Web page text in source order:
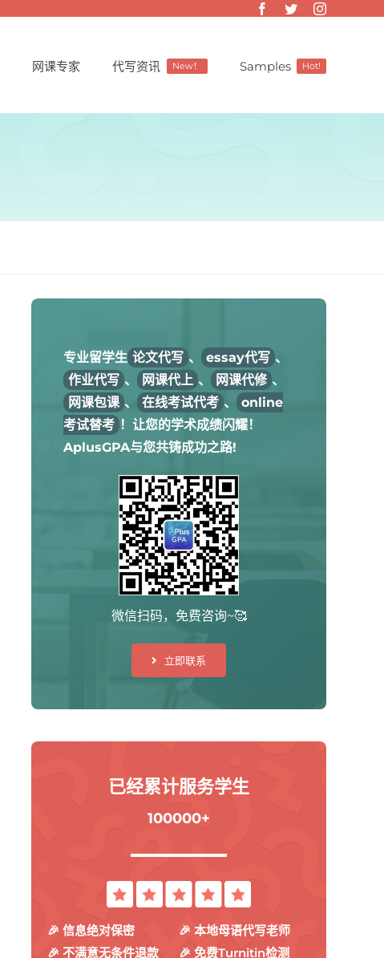
网课专家 代写资讯 New！ Samples Hot!
专业留学生 论文代写 、 essay代写 、
作业代写 、 网课代上 、 网课代修 、
网课包课 、 在线考试代考 、
online
考试替考 ！让您的学术成绩闪耀！
AplusGPA与您共铸成功之路!
微信扫码，免费咨询~🥰
立即联系
已经累计服务学生
100000+
🎉 信息绝对保密
🎉 本地母语代写老师
🎉 不满意无条件退款
🎉 免费Turnitin检测